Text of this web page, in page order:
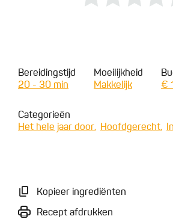
Bereidingstijd
20 - 30 min
Moeilijkheid
Makkelijk
€
Categorieën
Het hele jaar door
Hoofdgerecht
Kopieer ingrediënten
Recept afdrukken